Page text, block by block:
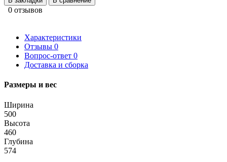
0 отзывов
Характеристики
Отзывы 0
Вопрос-ответ 0
Доставка и сборка
Размеры и вес
Ширина
500
Высота
460
Глубина
574